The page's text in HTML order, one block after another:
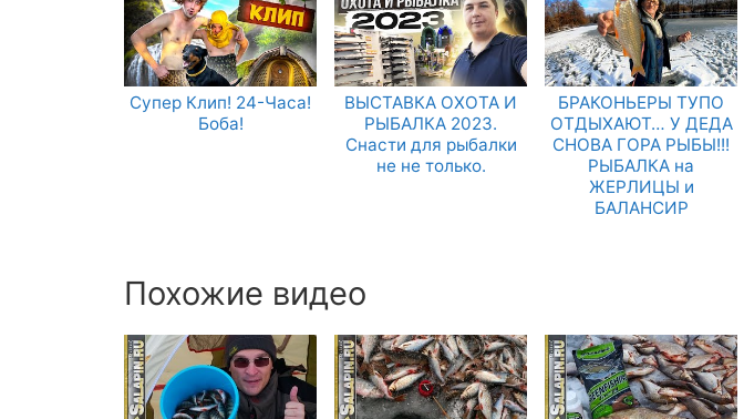
Супер Клип! 24-Часа!
Боба!
ВЫСТАВКА ОХОТА И
РЫБАЛКА 2023.
Снасти для рыбалки
не не только.
БРАКОНЬЕРЫ ТУПО
ОТДЫХАЮТ… У ДЕДА
СНОВА ГОРА РЫБЫ!!!
РЫБАЛКА на
ЖЕРЛИЦЫ и
БАЛАНСИР
Похожие видео